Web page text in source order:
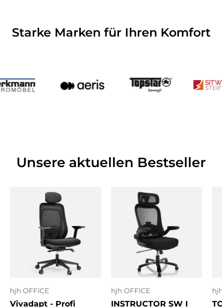
Starke Marken für Ihren Komfort
Unsere aktuellen Bestseller
hjh OFFICE
Vivadapt - Profi
hjh OFFICE
INSTRUCTOR SW I